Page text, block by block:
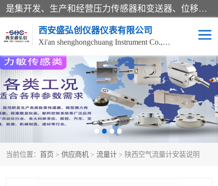
是集开发、生产和经营压力传感器和变送器、位移传感器和变送器、流量传感器和变送器、称重传感器和变送器、测力传感器和变送器、温湿度传感器和变送器、扭矩传感器、智能数显控制仪表等产品的化高新技术企业。
西安盛弘创仪器仪表有限公司
Xi'an shenghongchuang Instrument Co., Ltd
当前位置： 首页 > 供应商机 > 流量计 > 陕西空气流量计安装说明
称重传感器 超声波流量计
压力变送器 通用型压力变送器
流量计
位移传感器 差压变送器